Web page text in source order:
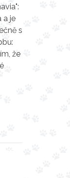
a je
s
že